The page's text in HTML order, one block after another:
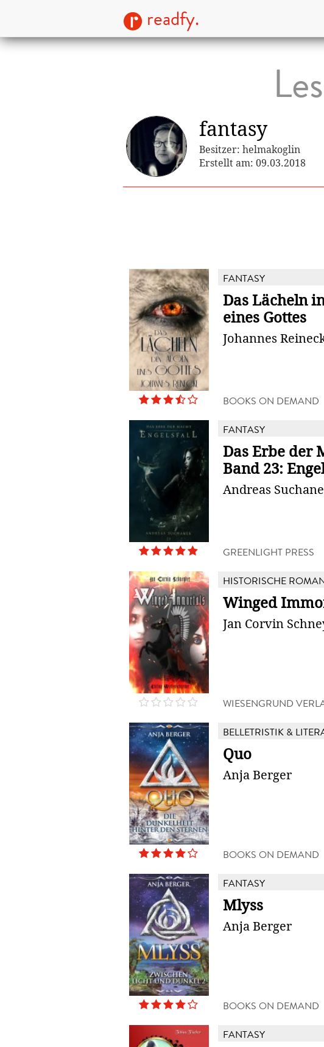
readfy.
fantasy
Besitzer: helmakoglin
Erstellt am: 09.03.2018
FANTASY
Das Lächeln
eines Gottes
Johannes
BOOKS ON DEMAND
FANTASY
Das Erbe der
Band 23:
Andreas
GREENLIGHT PRESS
HISTORISCHE
Winged
Jan Corvin
WIESENGRUND
BELLETRISTIK &
Quo
Anja Berger
BOOKS ON DEMAND
FANTASY
Mlyss
Anja Berger
BOOKS ON DEMAND
FANTASY